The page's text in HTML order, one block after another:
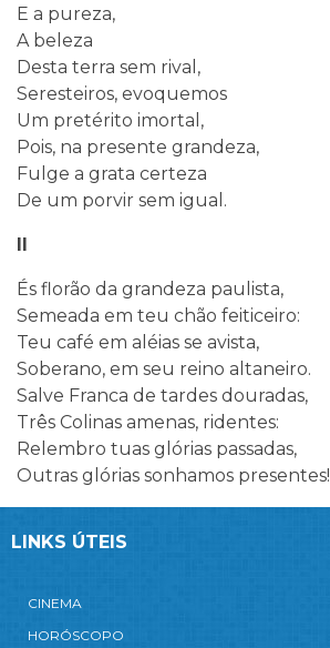
E a pureza,
A beleza
Desta terra sem rival,
Seresteiros, evoquemos
Um pretérito imortal,
Pois, na presente grandeza,
Fulge a grata certeza
De um porvir sem igual.
És florão da grandeza paulista,
Semeada em teu chão feiticeiro:
Teu café em aléias se avista,
Soberano, em seu reino altaneiro.
Salve Franca de tardes douradas,
Três Colinas amenas, ridentes:
Relembro tuas glórias passadas,
Outras glórias sonhamos presentes!
LINKS ÚTEIS
CINEMA
HORÓSCOPO